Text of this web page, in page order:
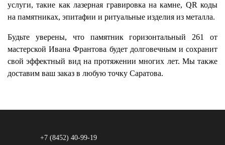
услуги, такие как лазерная гравировка на камне, QR коды
на памятниках, эпитафии и ритуальные изделия из металла.
Будьте уверены, что памятник горизонтальный 261 от
мастерской Ивана Франтова будет долговечным и сохранит
свой эффектный вид на протяжении многих лет. Мы также
доставим ваш заказ в любую точку Саратова.
+7 (8452) 40-99-19